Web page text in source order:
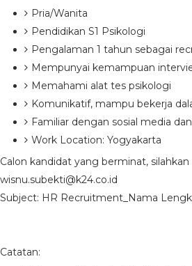
Pria/Wanita
Pendidikan S1 Psikologi
Pengalaman 1 tahun sebagai
Mempunyai kemampuan
Memahami alat tes psikologi
Komunikatif, mampu bekerja
Familiar dengan sosial media
Work Location: Yogyakarta
Calon kandidat yang berminat,
wisnu.subekti@k24.co.id
Subject: HR Recruitment_Nama
Catatan: